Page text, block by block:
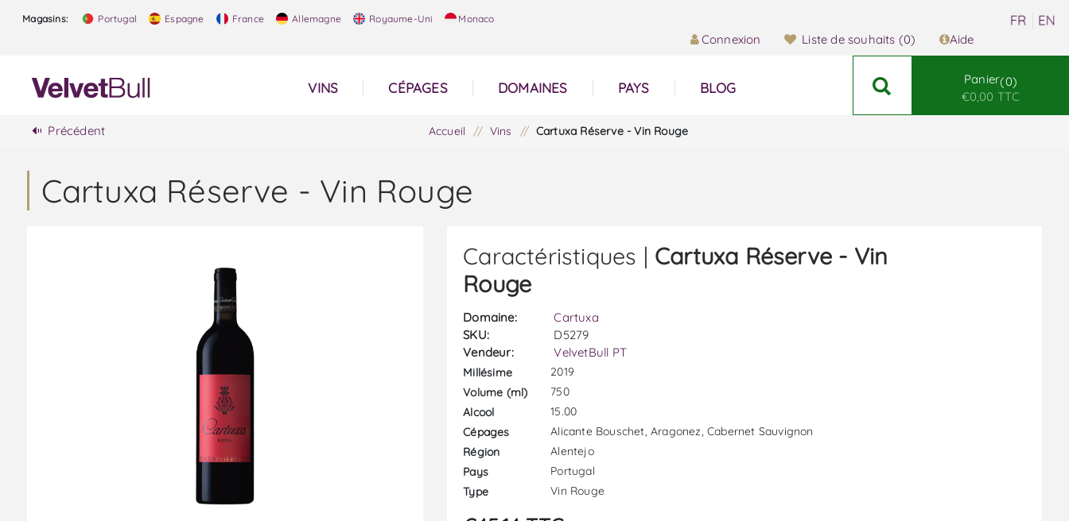
Magasins: Portugal Espagne France Allemagne Royaume-Uni Monaco
Connexion Liste de souhaits (0) Aide
VINS CÉPAGES DOMAINES PAYS BLOG
Panier 0
€0,00 TTC
Précédent Accueil / Vins / Cartuxa Réserve - Vin Rouge
Cartuxa Réserve - Vin Rouge
Caractéristiques | Cartuxa Réserve - Vin
Rouge
Domaine:
Cartuxa
SKU:
D5279
Vendeur:
VelvetBull PT
Millésime
2019
Volume (ml)
750
Alcool
15.00
Cépages
Alicante Bouschet, Aragonez, Cabernet Sauvignon
Région
Alentejo
Pays
Portugal
Type
Vin Rouge